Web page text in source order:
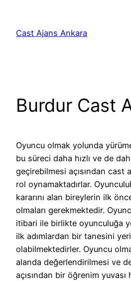
Cast Ajans Ankara
Burdur Cast
Oyuncu olmak yolunda
bu süreci daha hızlı ve de
geçirebilmesi açısından cast
rol oynamaktadırlar.
kararını alan bireylerin ilk
olmaları gerekmektedir.
itibari ile birlikte oyunculuğa
ilk adımlardan bir tanesini
olabilmektedirler. Oyuncu
alanda değerlendirilmesi ve
açısından bir öğrenim yuvası